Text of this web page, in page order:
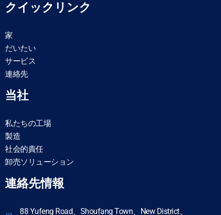
クイックリンク
家
だいたい
サービス
連絡先
当社
私たちの工場
製造
社会的責任
卸売ソリューション
連絡先情報
88 Yufeng Road、Shoufang Town、New District、